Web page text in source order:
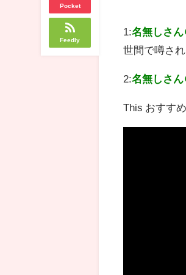
Pocket
Feedly
1:名無しさ
世間で噂さ
2:名無しさ
This おすすめ